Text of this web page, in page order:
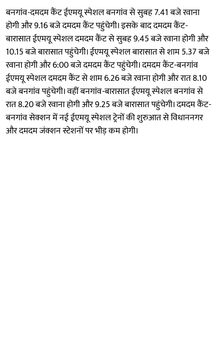
बनगांव-दमदम कैंट ईएमयू स्पेशल बनगांव से सुबह 7.41 बजे रवाना
होगी और 9.16 बजे दमदम कैंट पहुंचेगी। इसके बाद दमदम कैंट-
बारासात ईएमयू स्पेशल दमदम कैंट से सुबह 9.45 बजे रवाना होगी और
10.15 बजे बारासात पहुंचेगी। ईएमयू स्पेशल बारासात से शाम 5.37 बजे
रवाना होगी और 6:00 बजे दमदम कैंट पहुंचेगी। दमदम कैंट-बनगांव
ईएमयू स्पेशल दमदम कैंट से शाम 6.26 बजे रवाना होगी और रात 8.10
बजे बनगांव पहुंचेगी। वहीं बनगांव-बारासात ईएमयू स्पेशल बनगांव से
रात 8.20 बजे रवाना होगी और 9.25 बजे बारासात पहुंचेगी। दमदम कैंट-
बनगांव सेक्शन में नई ईएमयू स्पेशल ट्रेनों की शुरुआत से विधाननगर
और दमदम जंक्शन स्टेशनों पर भीड़ कम होगी।